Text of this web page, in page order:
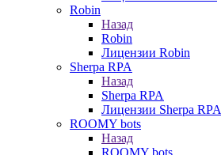
Robin
Назад
Robin
Лицензии Robin
Sherpa RPA
Назад
Sherpa RPA
Лицензии Sherpa RPA
ROOMY bots
Назад
ROOMY bots